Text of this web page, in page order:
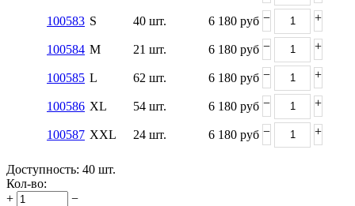
100583 S 40 шт. 6 180 руб − +
100584 M 21 шт. 6 180 руб − +
100585 L 62 шт. 6 180 руб − +
100586 XL 54 шт. 6 180 руб − +
100587 XXL 24 шт. 6 180 руб − +
Доступность: 40 шт.
Кол-во:
+
−